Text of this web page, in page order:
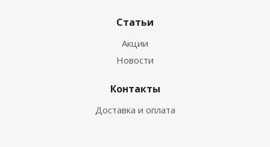
Статьи
Акции
Новости
Контакты
Доставка и оплата